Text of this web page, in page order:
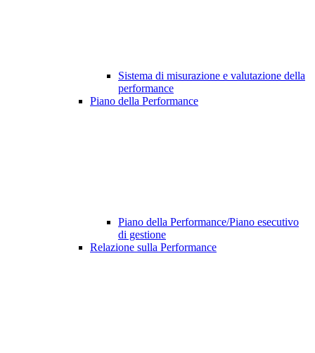
Sistema di misurazione e valutazione della
performance
Piano della Performance
Piano della Performance/Piano esecutivo
di gestione
Relazione sulla Performance